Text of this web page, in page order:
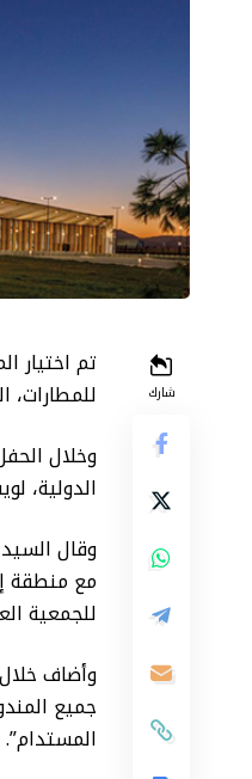
شارك
تم اختيار
للمطارات،
وخلال
الدولية،
وقال
مع منطقة
للجمعية
وأضاف
جميع
المستدام”.